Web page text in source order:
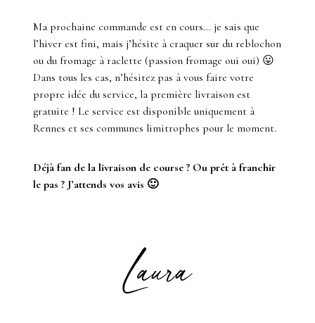
Ma prochaine commande est en cours… je sais que
l’hiver est fini, mais j’hésite à craquer sur du reblochon
ou du fromage à raclette (passion fromage oui oui) 😛
Dans tous les cas, n’hésitez pas à vous faire votre
propre idée du service, la première livraison est
gratuite ! Le service est disponible uniquement à
Rennes et ses communes limitrophes pour le moment.
Déjà fan de la livraison de course ? Ou prêt à franchir
le pas ? J’attends vos avis 🙂